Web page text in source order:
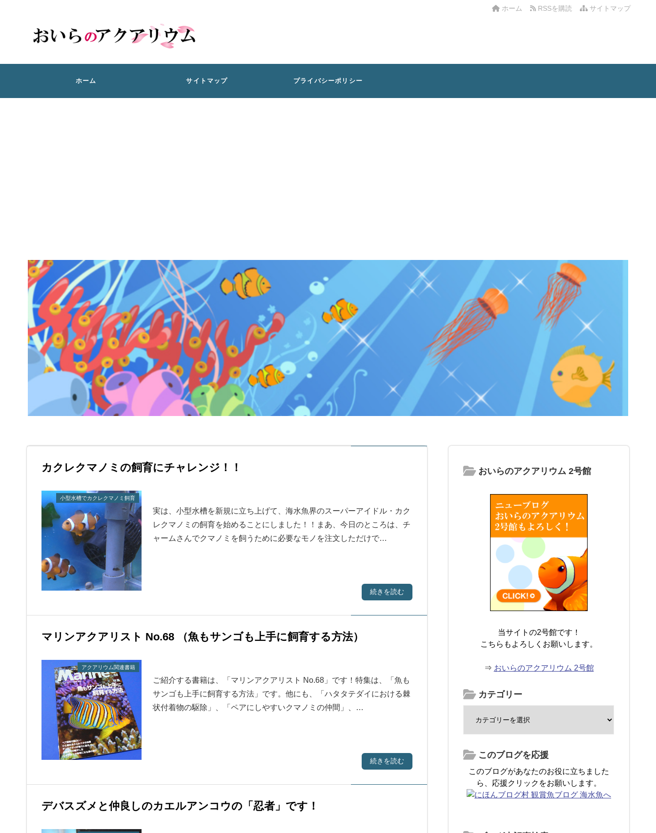
サイトマップ
RSSを購読
ホーム
ホーム サイトマップ プライバシーポリシー
カクレクマノミの飼育にチャレンジ！！
小型水槽でカクレクマノミ飼育
実は、小型水槽を新規に立ち上げて、海水魚界のスーパーアイドル・カク
レクマノミの飼育を始めることにしました！！まあ、今日のところは、チ
ャームさんでクマノミを飼うために必要なモノを注文しただけで…
続きを読む
マリンアクアリスト No.68 （魚もサンゴも上手に飼育する方法）
アクアリウム関連書籍
ご紹介する書籍は、「マリンアクアリスト No.68」です！特集は、「魚も
サンゴも上手に飼育する方法」です。他にも、「ハタタテダイにおける棘
状付着物の駆除」、「ペアにしやすいクマノミの仲間」、…
続きを読む
デバスズメと仲良しのカエルアンコウの「忍者」です！
おいらのアクアリウム 2号館
当サイトの2号館です！
こちらもよろしくお願いします。
⇒ おいらのアクアリウム 2号館
カテゴリー
このブログを応援
このブログがあなたのお役に立ちました
ら、応援クリックをお願いします。